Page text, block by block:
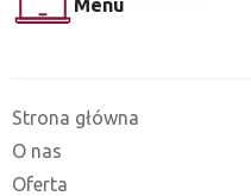
Menu
Strona główna
O nas
Oferta